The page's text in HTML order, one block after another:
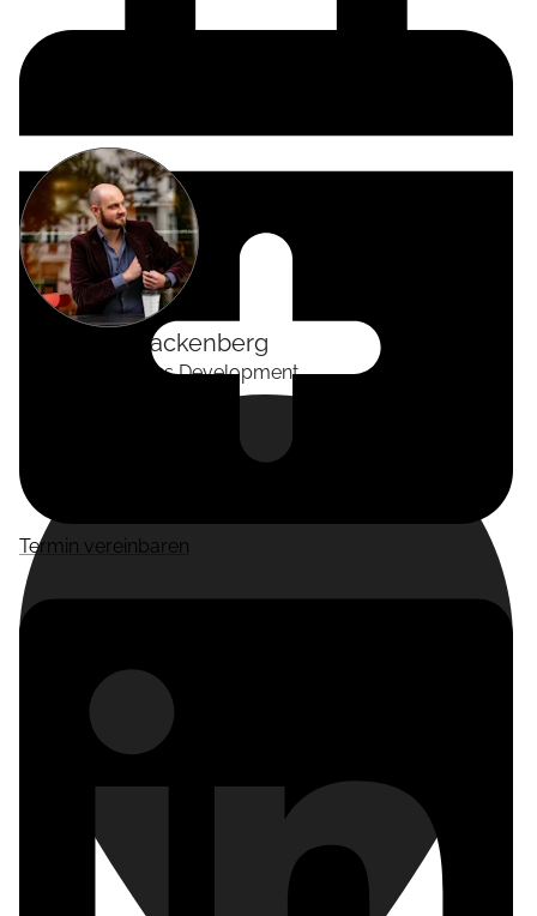
Termin vereinbaren
Tackenberg
Head of Business Development